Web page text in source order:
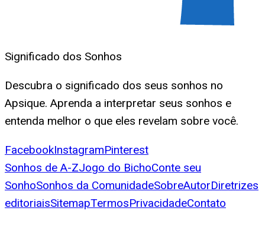
Significado dos Sonhos
Descubra o significado dos seus sonhos no
Apsique. Aprenda a interpretar seus sonhos e
entenda melhor o que eles revelam sobre você.
FacebookInstagramPinterest
Sonhos de A-ZJogo do BichoConte seu
SonhoSonhos da ComunidadeSobreAutorDiretrizes
editoriaisSitemapTermosPrivacidadeContato